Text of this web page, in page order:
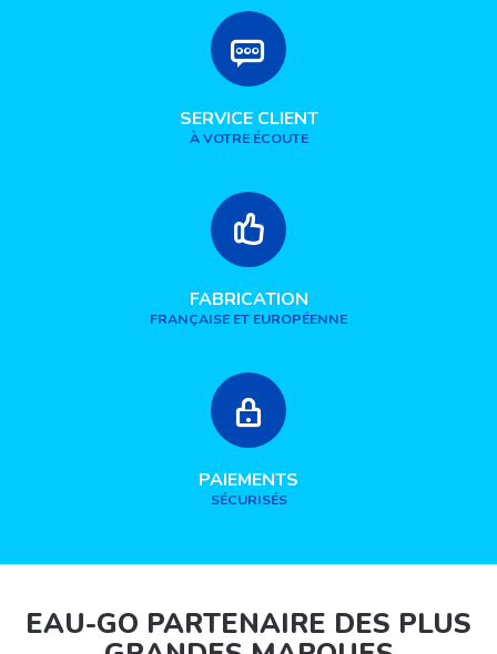
SERVICE CLIENT
À VOTRE ÉCOUTE
FABRICATION
FRANÇAISE ET EUROPÉENNE
PAIEMENTS
SÉCURISÉS
EAU-GO PARTENAIRE DES PLUS